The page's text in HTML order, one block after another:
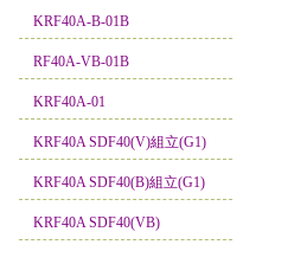
KRF40A-B-01B
RF40A-VB-01B
KRF40A-01
KRF40A SDF40(V)組立(G1)
KRF40A SDF40(B)組立(G1)
KRF40A SDF40(VB)